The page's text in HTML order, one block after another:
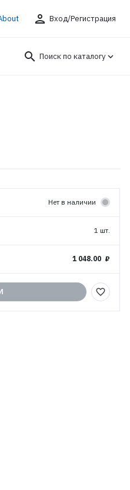
person Вход/Регистрация
search Поиск по каталогу
Нет в наличии
1 шт.
1 048.00 ₽
favorite_border